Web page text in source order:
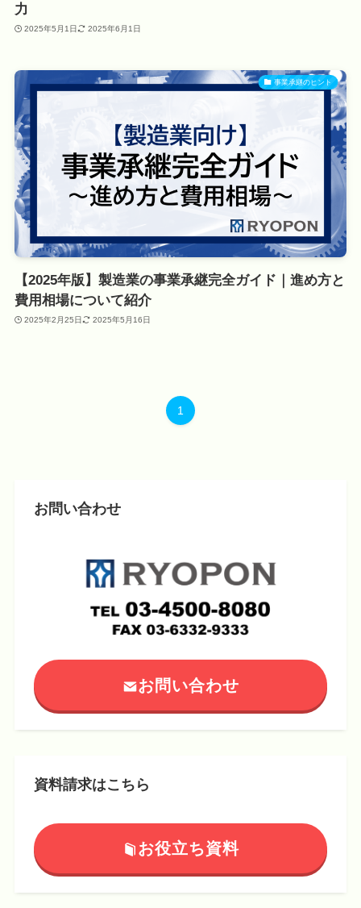
力
2025年5月1日 2025年6月1日
事業承継のヒント
【2025年版】製造業の事業承継完全ガイド｜進め方と
費用相場について紹介
2025年2月25日 2025年5月16日
1
お問い合わせ
お問い合わせ
資料請求はこちら
お役立ち資料